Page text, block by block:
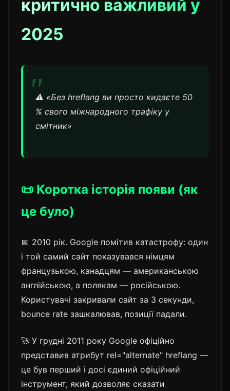
критично важливий у
2025
⚠️ «Без hreflang ви просто кидаєте 50
% свого міжнародного трафіку у
смітник»
📜 Коротка історія появи (як
це було)
📅 2010 рік. Google помітив катастрофу: один
і той самий сайт показувався німцям
французькою, канадцям — американською
англійською, а полякам — російською.
Користувачі закривали сайт за 3 секунди,
bounce rate зашкалював, позиції падали.
🚀 У грудні 2011 року Google офіційно
представив атрибут rel="alternate" hreflang —
це був перший і досі єдиний офіційний
інструмент, який дозволяє сказати